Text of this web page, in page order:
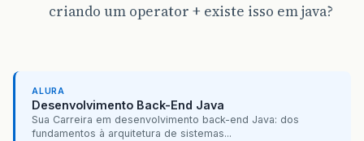
criando um operator + existe isso em java?
ALURA
Desenvolvimento Back-End Java
Sua Carreira em desenvolvimento back-end Java: dos
fundamentos à arquitetura de sistemas...